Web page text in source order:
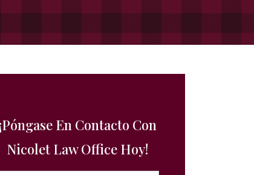
¡Póngase En Contacto Con
Nicolet Law Office Hoy!